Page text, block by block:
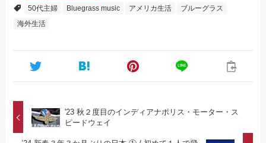
50代主婦
Bluegrass music アメリカ生活
ブルーグラス
海外生活
'23 秋２度目のインディアナポリス・モーター・ス
ピードウェイ